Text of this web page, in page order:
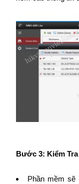
Bước 3: Kiểm
Phần mềm sẽ